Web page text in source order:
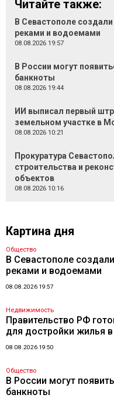
Читайте также:
В Севастополе
реками и водоемами
08.08.2026 19:57
В России могут
банкноты
08.08.2026 19:44
ИИ выписал первый
земельном участке в
08.08.2026 10:21
Прокуратура
строительства и
объектов
08.08.2026 10:16
Картина дня
Общество
В Севастополе
реками и водоемами
08.08.2026 19:57
Недвижимость
Правительство РФ
для достройки жилья
08.08.2026 19:50
Общество
В России могут
банкноты